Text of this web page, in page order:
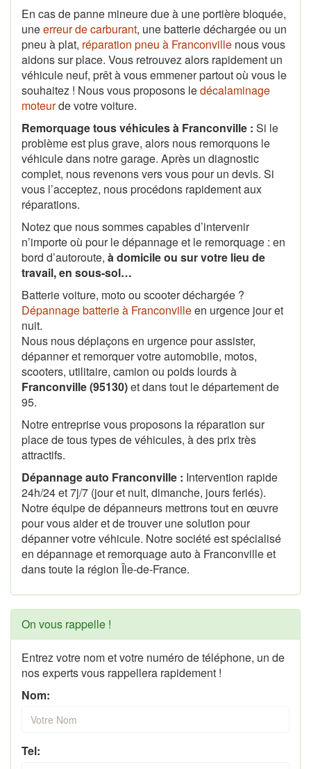
En cas de panne mineure due à une portière bloquée,
uneerreur de carburant, une batterie déchargée ou un
pneu à plat, réparation pneu à Franconville nous vous
aidons sur place. Vous retrouvez alors rapidement un
véhicule neuf, prêt à vous emmener partout où vous le
souhaitez ! Nous vous proposons ledécalaminage
moteurde votre voiture.
Remorquage tous véhicules à Franconville : Si le
problème est plus grave, alors nous remorquons le
véhicule dans notre garage. Après un diagnostic
complet, nous revenons vers vous pour un devis. Si
vous l’acceptez, nous procédons rapidement aux
réparations.
Notez que nous sommes capables d’intervenir
n’importe où pour le dépannage et le remorquage : en
bord d’autoroute, à domicile ou sur votre lieu de
travail, en sous-sol…
Batterie voiture, moto ou scooter déchargée ?
Dépannage batterie à Franconvilleen urgence jour et
nuit.
Nous nous déplaçons en urgence pour assister,
dépanner et remorquer votre automobile, motos,
scooters, utilitaire, camion ou poids lourds à
Franconville (95130)et dans tout le département de
95.
Notre entreprise vous proposons la réparation sur
place de tous types de véhicules, à des prix très
attractifs.
Dépannage auto Franconville : Intervention rapide
24h/24 et 7j/7 (jour et nuit, dimanche, jours feriés).
Notre équipe de dépanneurs mettrons tout en œuvre
pour vous aider et de trouver une solution pour
dépanner votre véhicule. Notre société est spécialisé
en dépannage et remorquage auto à Franconville et
dans toute la région Île-de-France.
On vous rappelle !
Entrez votre nom et votre numéro de téléphone, un de
nos experts vous rappellera rapidement !
Nom:
Tel: